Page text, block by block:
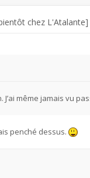
chez L'Atalante]
même jamais vu
penché dessus.